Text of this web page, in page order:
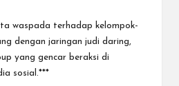
waspada terhadap kelompok-
dengan jaringan judi daring,
yang gencar beraksi di
sosial.***